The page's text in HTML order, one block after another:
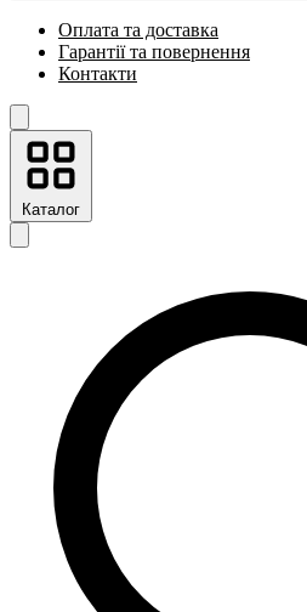
Оплата та доставка
Гарантії та повернення
Контакти
Каталог